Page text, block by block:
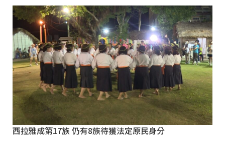
西拉雅成第17族 仍有8族待獲法定原民身分